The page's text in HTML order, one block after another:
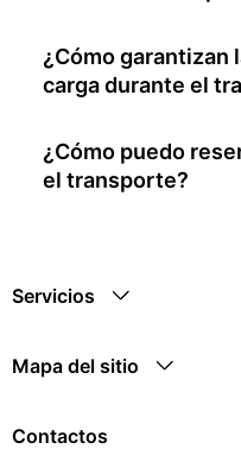
¿Cómo garantizan
carga durante el
¿Cómo puedo
el transporte?
Servicios
Mapa del sitio
Contactos